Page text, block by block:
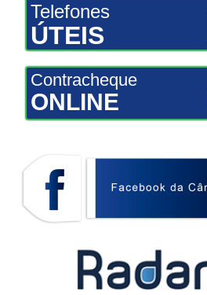
Telefones
ÚTEIS
Contracheque
ONLINE